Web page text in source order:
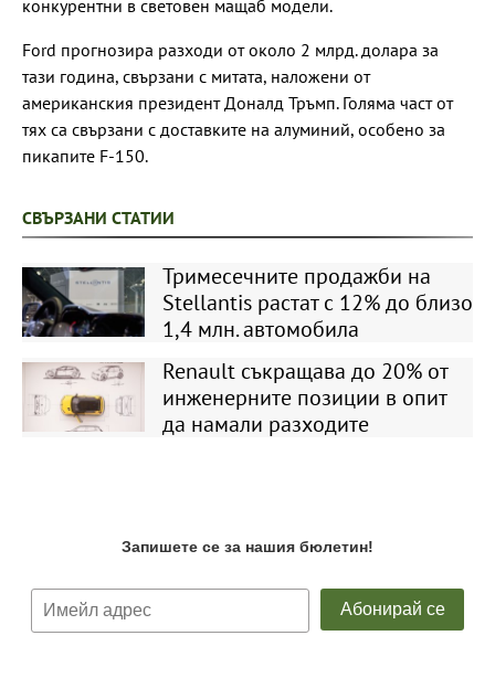
конкурентни в световен мащаб модели.
Ford прогнозира разходи от около 2 млрд. долара за
тази година, свързани с митата, наложени от
американския президент Доналд Тръмп. Голяма част от
тях са свързани с доставките на алуминий, особено за
пикапите F-150.
СВЪРЗАНИ СТАТИИ
Тримесечните продажби на
Stellantis растат с 12% до близо
1,4 млн. автомобила
Renault съкращава до 20% от
инженерните позиции в опит
да намали разходите